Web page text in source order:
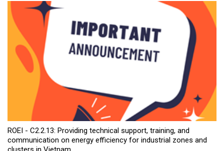
ROEI - C2.2.13: Providing technical support, training, and
communication on energy efficiency for industrial zones and